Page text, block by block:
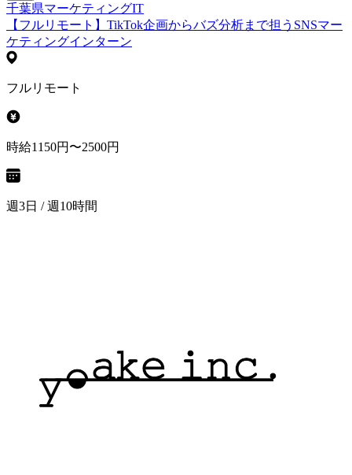
千葉県マーケティングIT
【フルリモート】TikTok企画からバズ分析まで担うSNSマー
ケティングインターン
フルリモート
時給1150円〜2500円
週3日 / 週10時間